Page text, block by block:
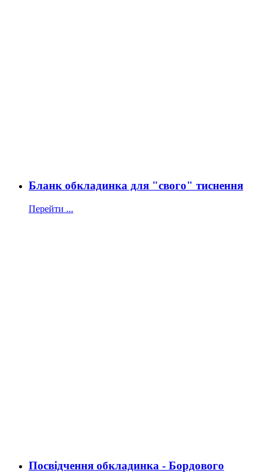
Бланк обкладинка для "свого" тиснення
Перейти ...
Посвідчення обкладинка - Бордового